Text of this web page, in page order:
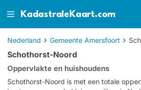
KadastraleKaart.com
Nederland Gemeente Amersfoort
Schothorst-Noord
Oppervlakte en huishoudens
Schothorst-Noord is met een totale